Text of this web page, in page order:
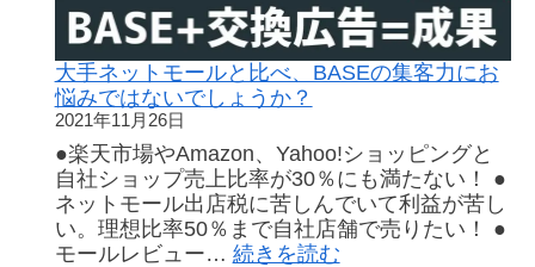
メ
ト
イ）
BASE
店
大手ネットモールと比べ、BASEの集客力にお
悩みではないでしょうか？
2021年11月26日
●楽天市場やAmazon、Yahoo!ショッピングと
自社ショップ売上比率が30％にも満たない！ ●
ネットモール出店税に苦しんでいて利益が苦し
い。理想比率50％まで自社店舗で売りたい！ ●
モールレビュー… 続きを読む: